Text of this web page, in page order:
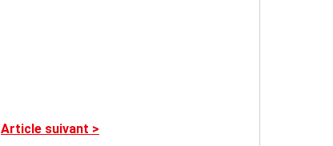
Article suivant >